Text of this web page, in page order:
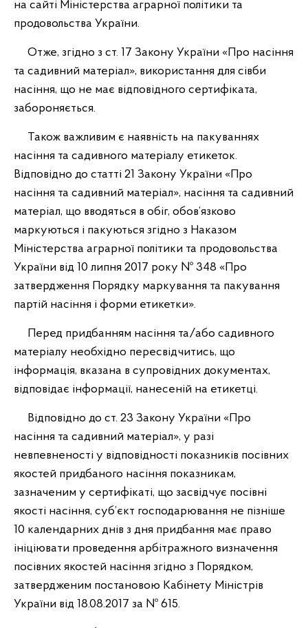
на сайті Міністерства аграрної політики та
продовольства України.
Отже, згідно з ст. 17 Закону України «Про насіння
та садивний матеріал», використання для сівби
насіння, що не має відповідного сертифіката,
забороняється.
Також важливим є наявність на пакуваннях
насіння та садивного матеріалу етикеток.
Відповідно до статті 21 Закону України «Про
насіння та садивний матеріал», насіння та садивний
матеріал, що вводяться в обіг, обов’язково
маркуються і пакуються згідно з Наказом
Міністерства аграрної політики та продовольства
України від 10 липня 2017 року № 348 «Про
затвердження Порядку маркування та пакування
партій насіння і форми етикетки».
Перед придбанням насіння та/або садивного
матеріалу необхідно пересвідчитись, що
інформація, вказана в супровідних документах,
відповідає інформації, нанесеній на етикетці.
Відповідно до ст. 23 Закону України «Про
насіння та садивний матеріал», у разі
невпевненості у відповідності показників посівних
якостей придбаного насіння показникам,
зазначеним у сертифікаті, що засвідчує посівні
якості насіння, суб’єкт господарювання не пізніше
10 календарних днів з дня придбання має право
ініціювати проведення арбітражного визначення
посівних якостей насіння згідно з Порядком,
затвердженим постановою Кабінету Міністрів
України від 18.08.2017 за № 615.